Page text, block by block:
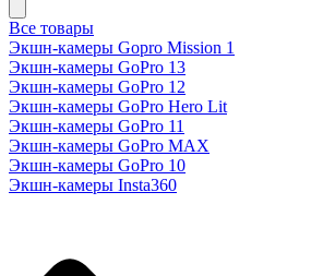
Все товары
Экшн-камеры Gopro Mission 1
Экшн-камеры GoPro 13
Экшн-камеры GoPro 12
Экшн-камеры GoPro Hero Lit
Экшн-камеры GoPro 11
Экшн-камеры GoPro MAX
Экшн-камеры GoPro 10
Экшн-камеры Insta360